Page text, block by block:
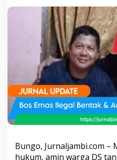
d
i
b
e
i
t
a
n
,
M
e
s
Bungo, Jurnaljambi.com –
hukum, amin warga DS